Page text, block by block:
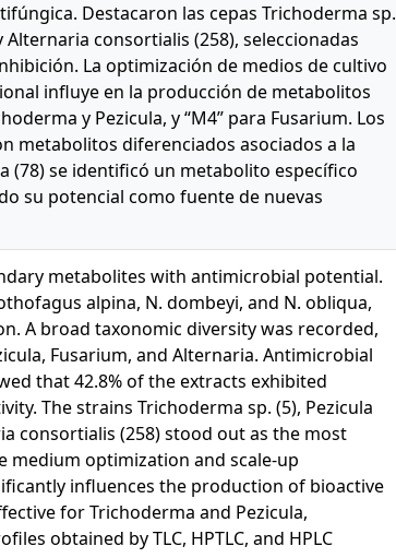
Destacaron las cepas Trichoderma sp.
consortialis (258), seleccionadas
La optimización de medios de cultivo
influye en la producción de metabolitos
y Pezicula, y “M4” para Fusarium. Los
metabolitos diferenciados asociados a la
(78) se identificó un metabolito específico
su potencial como fuente de nuevas
metabolites with antimicrobial potential.
alpina, N. dombeyi, and N. obliqua,
A broad taxonomic diversity was recorded,
Fusarium, and Alternaria. Antimicrobial
that 42.8% of the extracts exhibited
The strains Trichoderma sp. (5), Pezicula
consortialis (258) stood out as the most
optimization and scale-up
influences the production of bioactive
for Trichoderma and Pezicula,
obtained by TLC, HPTLC, and HPLC